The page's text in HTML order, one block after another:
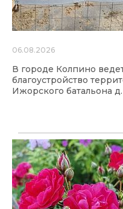
06.08.2026
В городе Колпино
благоустройство
Ижорского батальона